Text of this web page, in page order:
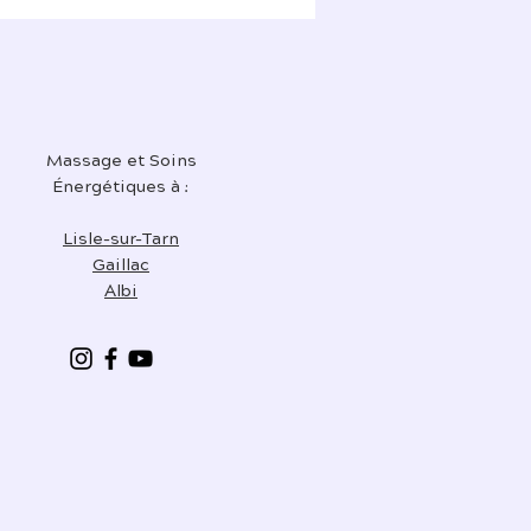
Massage et Soins
Énergétiques à :
Lisle-sur-Tarn
Gaillac
Albi